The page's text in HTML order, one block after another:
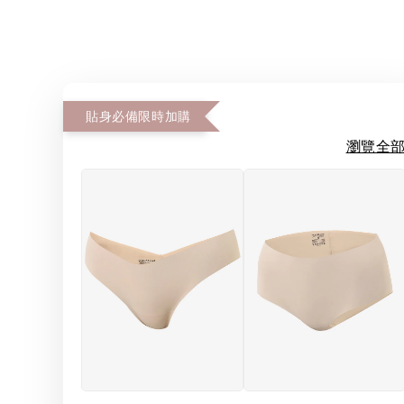
貼身必備限時加購
瀏覽全